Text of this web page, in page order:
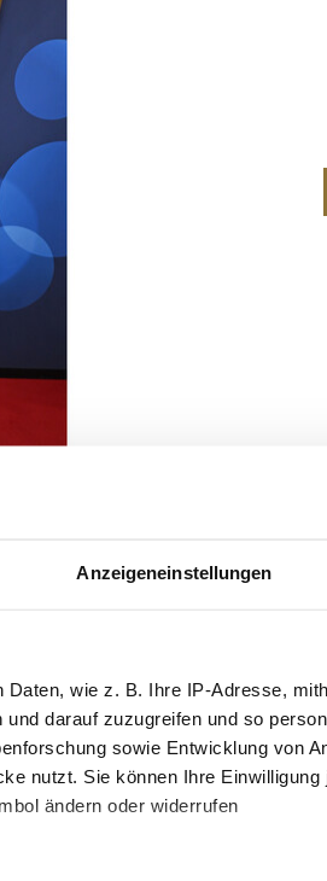
Anzeigeneinstellungen
Daten, wie z. B. Ihre IP-Adresse,
darauf zuzugreifen und so
sowie Entwicklung von
nutzt. Sie können Ihre
ändern oder widerrufen
Advertisement